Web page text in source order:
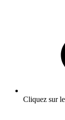
Cliquez sur